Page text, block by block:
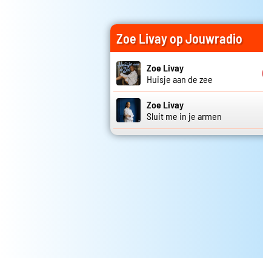
Zoe Livay op Jouwradio
Zoe Livay
Huisje aan de zee
Zoe Livay
Sluit me in je armen